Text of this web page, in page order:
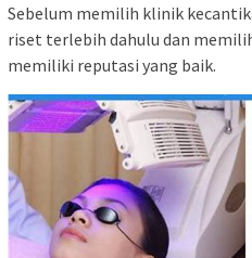
Sebelum memilih klinik
riset terlebih dahulu dan
memiliki reputasi yang baik.